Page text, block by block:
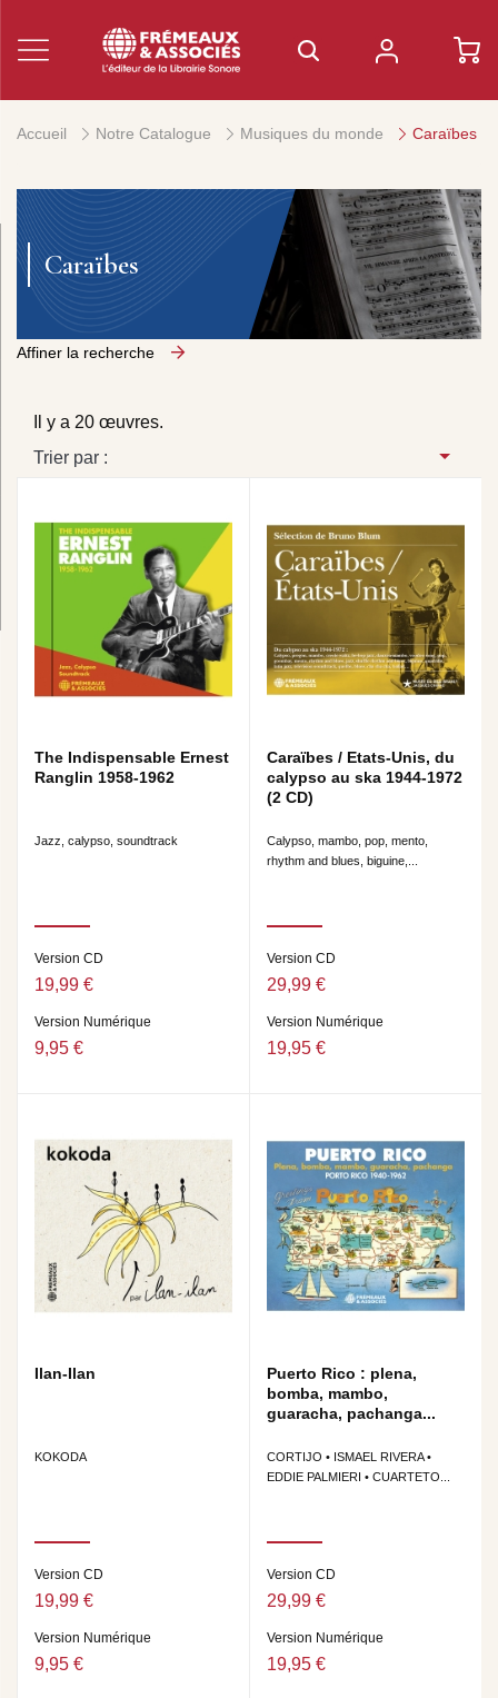
Accueil Notre Catalogue Musiques du monde Caraïbes
Caraïbes
Affiner la recherche
Il y a 20 œuvres.
Trier par :
The Indispensable Ernest
Ranglin 1958-1962
Jazz, calypso, soundtrack
Version CD
19,99 €
Version Numérique
9,95 €
Caraïbes / Etats-Unis, du
calypso au ska 1944-1972
(2 CD)
Calypso, mambo, pop, mento,
rhythm and blues, biguine,...
Version CD
29,99 €
Version Numérique
19,95 €
Ilan-Ilan
KOKODA
Version CD
19,99 €
Version Numérique
9,95 €
Puerto Rico : plena,
bomba, mambo,
guaracha, pachanga...
CORTIJO • ISMAEL RIVERA •
EDDIE PALMIERI • CUARTETO...
Version CD
29,99 €
Version Numérique
19,95 €